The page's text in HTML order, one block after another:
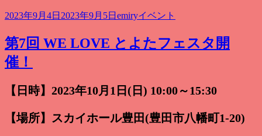
投
日:
2023年9月4日 2023年9月5日 作
者
emiryカ
ゴ
リ
イベント
第7回 WE LOVE とよたフェスタ開
催！
【日時】2023年10月1日(日) 10:00～15:30
【場所】スカイホール豊田(豊田市八幡町1-20)